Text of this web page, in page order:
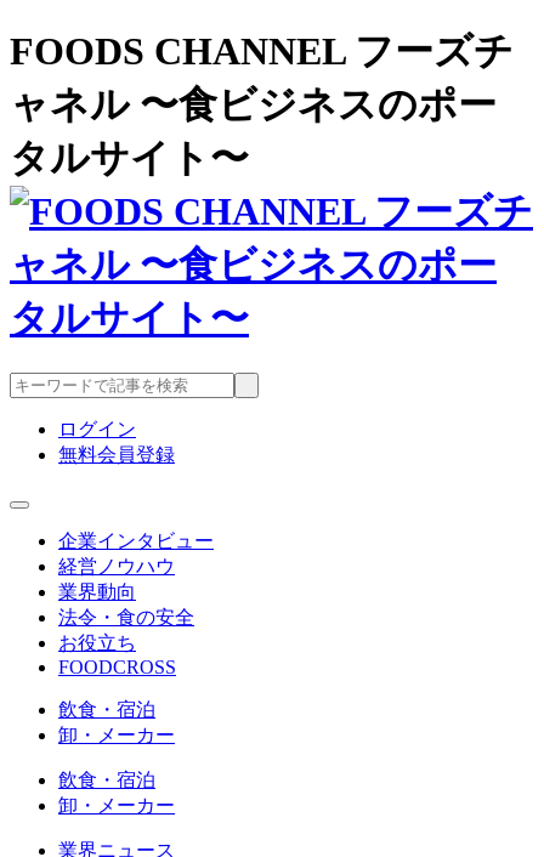
FOODS CHANNEL フーズチ
ャネル 〜食ビジネスのポー
タルサイト〜
ログイン
無料会員登録
企業インタビュー
経営ノウハウ
業界動向
法令・食の安全
お役立ち
FOODCROSS
飲食・宿泊
卸・メーカー
飲食・宿泊
卸・メーカー
業界ニュース